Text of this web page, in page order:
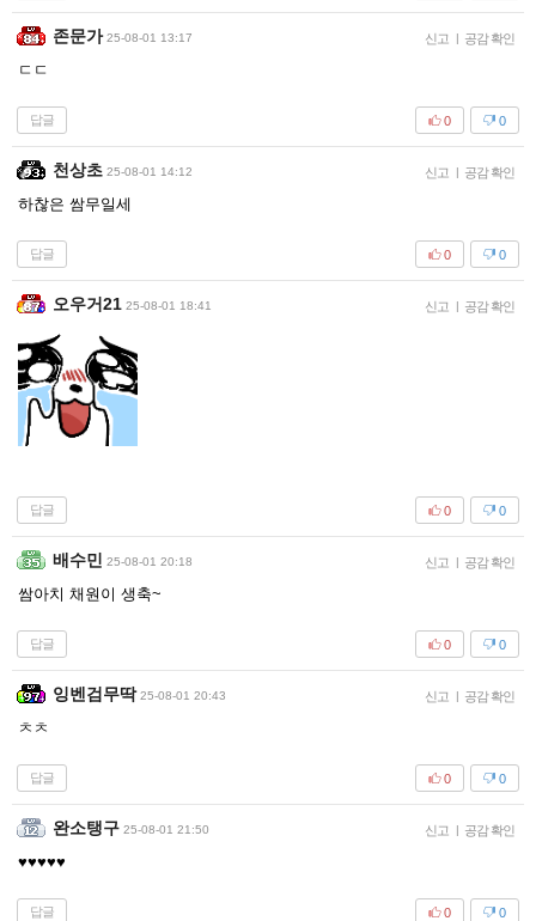
존문가 25-08-01 13:17 신고 | 공감 확인
ㄷㄷ
답글 0
0
천상초 25-08-01 14:12 신고 | 공감 확인
하찮은 쌈무일세
답글 0
0
오우거21 25-08-01 18:41 신고 | 공감 확인
답글 0
0
배수민 25-08-01 20:18 신고 | 공감 확인
쌈아치 채원이 생축~
답글 0
0
잉벤검무딱 25-08-01 20:43 신고 | 공감 확인
ㅊㅊ
답글 0
0
완소탱구 25-08-01 21:50 신고 | 공감 확인
♥♥♥♥♥
답글 0
0